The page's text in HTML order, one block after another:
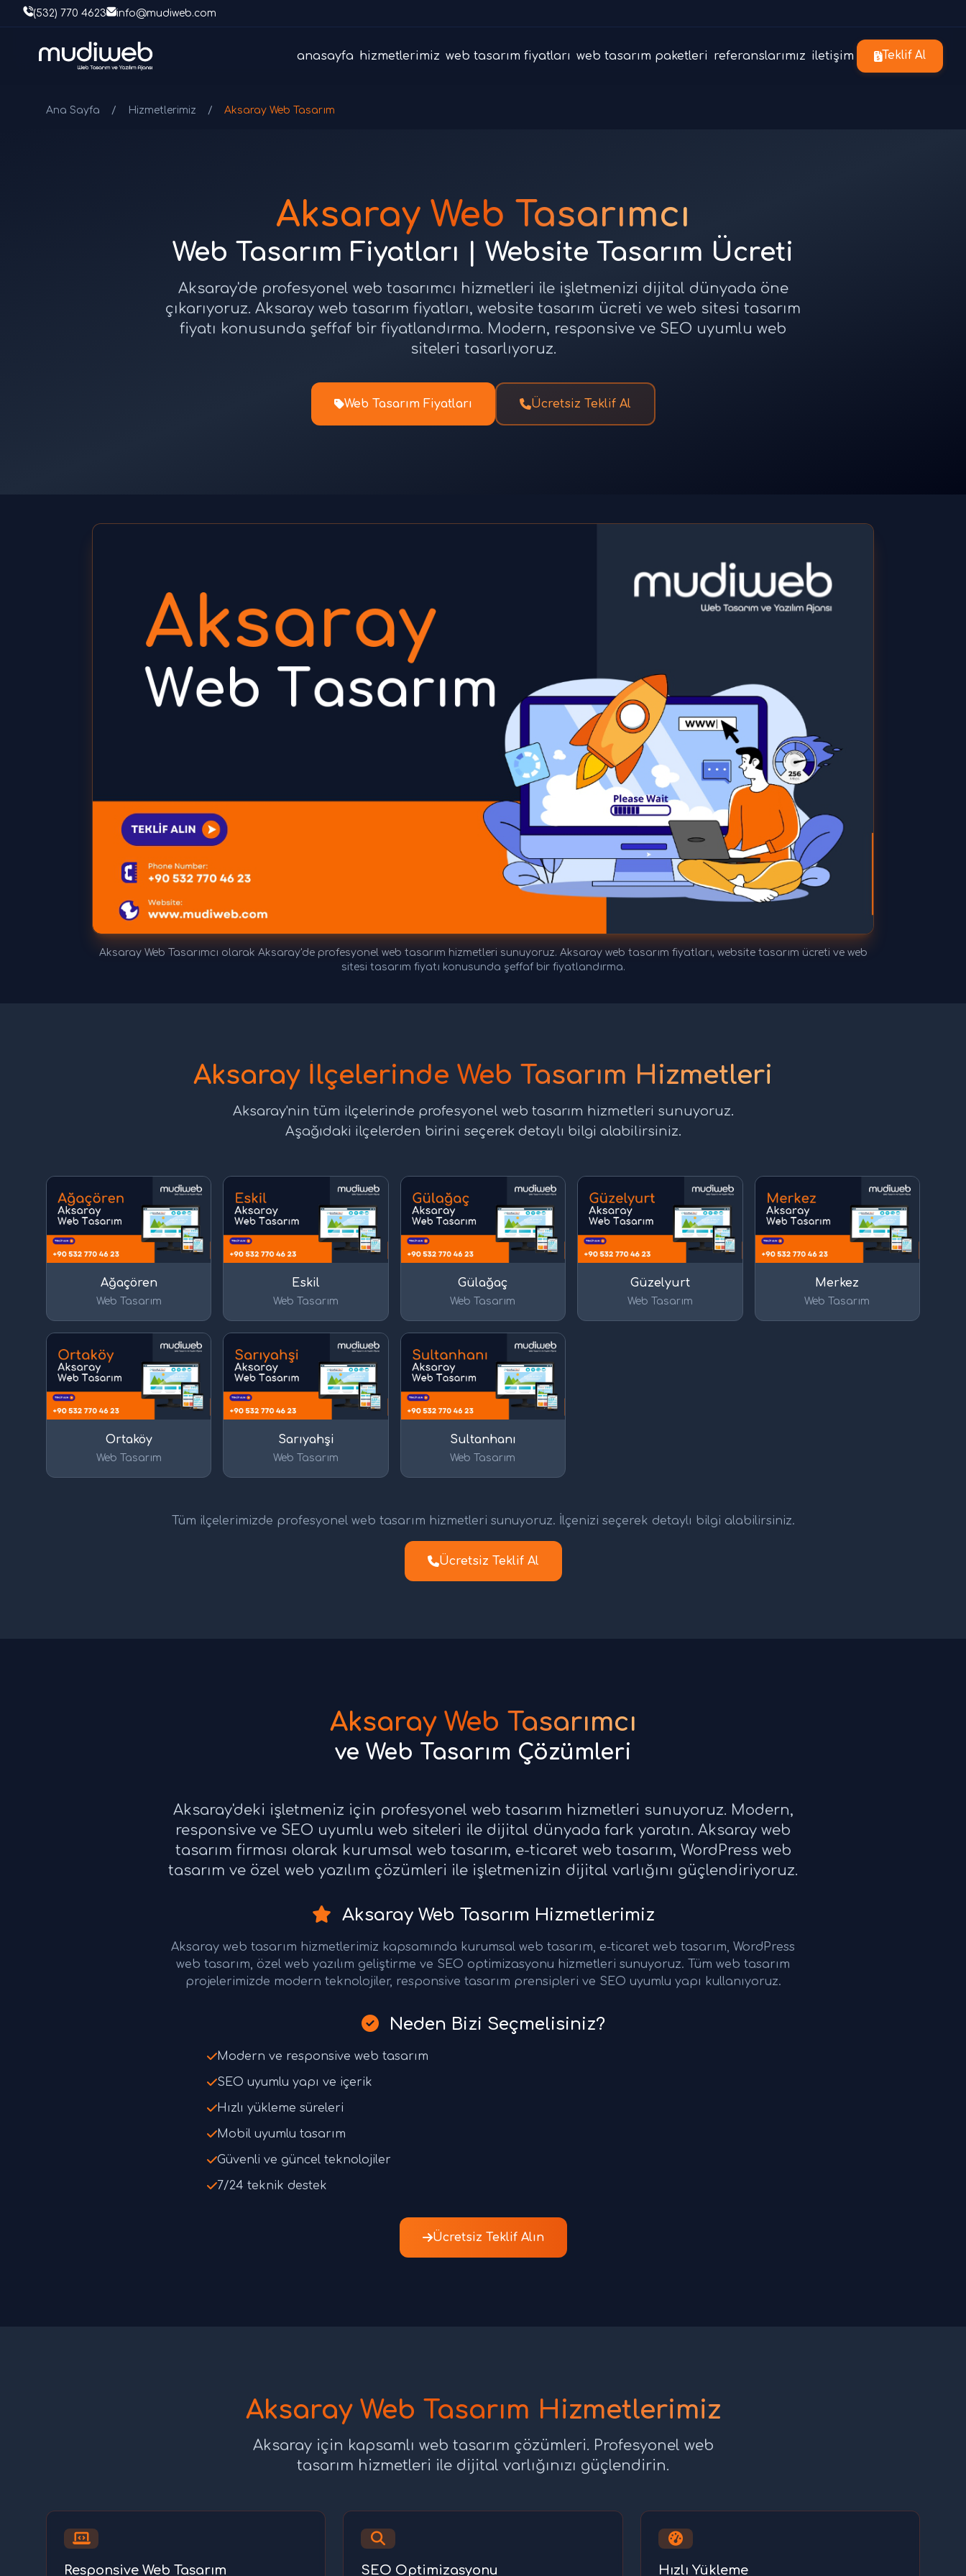
(532) 770 4623 info@mudiweb.com
anasayfa hizmetlerimiz web tasarım fiyatları web tasarım paketleri referanslarımız iletişim Teklif Al
Ana Sayfa / Hizmetlerimiz / Aksaray Web Tasarım
Aksaray Web Tasarımcı
Web Tasarım Fiyatları | Website Tasarım Ücreti
Aksaray'de profesyonel web tasarımcı hizmetleri ile işletmenizi dijital dünyada öne
çıkarıyoruz. Aksaray web tasarım fiyatları, website tasarım ücreti ve web sitesi tasarım
fiyatı konusunda şeffaf bir fiyatlandırma. Modern, responsive ve SEO uyumlu web
siteleri tasarlıyoruz.
Web Tasarım Fiyatları Ücretsiz Teklif Al
Aksaray Web Tasarımcı olarak Aksaray'de profesyonel web tasarım hizmetleri sunuyoruz. Aksaray web tasarım fiyatları, website tasarım ücreti ve web
sitesi tasarım fiyatı konusunda şeffaf bir fiyatlandırma.
Aksaray İlçelerinde Web Tasarım Hizmetleri
Aksaray'nin tüm ilçelerinde profesyonel web tasarım hizmetleri sunuyoruz.
Aşağıdaki ilçelerden birini seçerek detaylı bilgi alabilirsiniz.
Ağaçören
Web Tasarım
Eskil
Web Tasarım
Gülağaç
Web Tasarım
Güzelyurt
Web Tasarım
Merkez
Web Tasarım
Ortaköy
Web Tasarım
Sarıyahşi
Web Tasarım
Sultanhanı
Web Tasarım
Tüm ilçelerimizde profesyonel web tasarım hizmetleri sunuyoruz. İlçenizi seçerek detaylı bilgi alabilirsiniz.
Ücretsiz Teklif Al
Aksaray Web Tasarımcı
ve Web Tasarım Çözümleri
Aksaray'deki işletmeniz için profesyonel web tasarım hizmetleri sunuyoruz. Modern,
responsive ve SEO uyumlu web siteleri ile dijital dünyada fark yaratın. Aksaray web
tasarım firması olarak kurumsal web tasarım, e-ticaret web tasarım, WordPress web
tasarım ve özel web yazılım çözümleri ile işletmenizin dijital varlığını güçlendiriyoruz.
Aksaray Web Tasarım Hizmetlerimiz
Aksaray web tasarım hizmetlerimiz kapsamında kurumsal web tasarım, e-ticaret web tasarım, WordPress
web tasarım, özel web yazılım geliştirme ve SEO optimizasyonu hizmetleri sunuyoruz. Tüm web tasarım
projelerimizde modern teknolojiler, responsive tasarım prensipleri ve SEO uyumlu yapı kullanıyoruz.
Neden Bizi Seçmelisiniz?
Modern ve responsive web tasarım
SEO uyumlu yapı ve içerik
Hızlı yükleme süreleri
Mobil uyumlu tasarım
Güvenli ve güncel teknolojiler
7/24 teknik destek
Ücretsiz Teklif Alın
Aksaray Web Tasarım Hizmetlerimiz
Aksaray için kapsamlı web tasarım çözümleri. Profesyonel web
tasarım hizmetleri ile dijital varlığınızı güçlendirin.
Responsive Web Tasarım SEO Optimizasyonu Hızlı Yükleme